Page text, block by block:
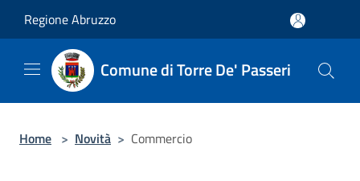
Regione Abruzzo
Comune di Torre De' Passeri
Home > Novità > Commercio